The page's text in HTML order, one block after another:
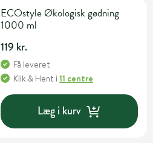
ECOstyle Økologisk gødning
1000 ml
119 kr.
Få leveret
Klik & Hent i11 centre
Læg i kurv